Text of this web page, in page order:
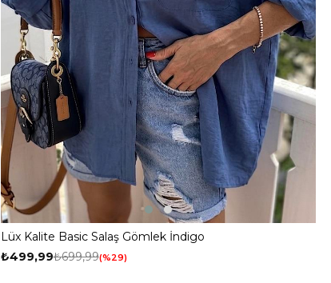
Lüx Kalite Basic Salaş Gömlek İndigo
₺499,99₺699,99 %29